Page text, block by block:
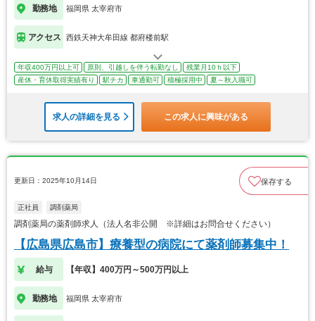
勤務地 福岡県 太宰府市
アクセス 西鉄天神大牟田線 都府楼前駅
年収400万円以上可 原則、引越しを伴う転勤なし
残業月10ｈ以下
産休・育休取得実績有り
駅チカ 車通勤可 積極採用中 夏～秋入職可
求人の詳細を見る この求人に興味がある
更新日：2025年10月14日 保存する
正社員 調剤薬局
調剤薬局の薬剤師求人（法人名非公開 ※詳細はお問合せください）
【広島県広島市】療養型の病院にて薬剤師募集中！
給与 【年収】400万円～500万円以上
勤務地 福岡県 太宰府市